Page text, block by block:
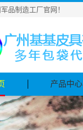
品制造工厂官网！
产品中心